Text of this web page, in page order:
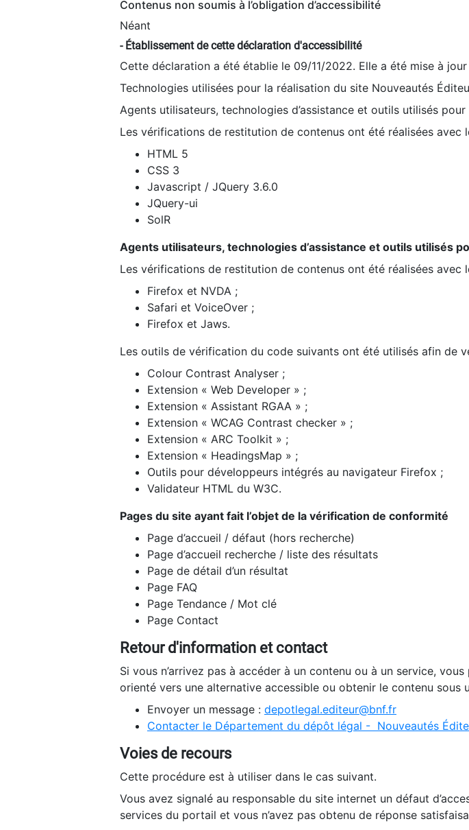
Contenus non soumis à l’obligation d’accessibilité
Néant
- Établissement de cette déclaration d'accessibilité
Cette déclaration a été établie le 09/11/2022. Elle a été mise à
Technologies utilisées pour la réalisation du site Nouveautés
Agents utilisateurs, technologies d’assistance et outils utilisés pour
Les vérifications de restitution de contenus ont été réalisées avec
HTML 5
CSS 3
Javascript / JQuery 3.6.0
JQuery-ui
SolR
Agents utilisateurs, technologies d’assistance et outils utilisés
Les vérifications de restitution de contenus ont été réalisées avec
Firefox et NVDA ;
Safari et VoiceOver ;
Firefox et Jaws.
Les outils de vérification du code suivants ont été utilisés afin de
Colour Contrast Analyser ;
Extension « Web Developer » ;
Extension « Assistant RGAA » ;
Extension « WCAG Contrast checker » ;
Extension « ARC Toolkit » ;
Extension « HeadingsMap » ;
Outils pour développeurs intégrés au navigateur Firefox ;
Validateur HTML du W3C.
Pages du site ayant fait l’objet de la vérification de conformité
Page d’accueil / défaut (hors recherche)
Page d’accueil recherche / liste des résultats
Page de détail d’un résultat
Page FAQ
Page Tendance / Mot clé
Page Contact
Retour d'information et contact
Si vous n’arrivez pas à accéder à un contenu ou à un service,
orienté vers une alternative accessible ou obtenir le contenu sous
Envoyer un message : depotlegal.editeur@bnf.fr
Contacter le Département du dépôt légal - Nouveautés
Voies de recours
Cette procédure est à utiliser dans le cas suivant.
Vous avez signalé au responsable du site internet un défaut
services du portail et vous n’avez pas obtenu de réponse